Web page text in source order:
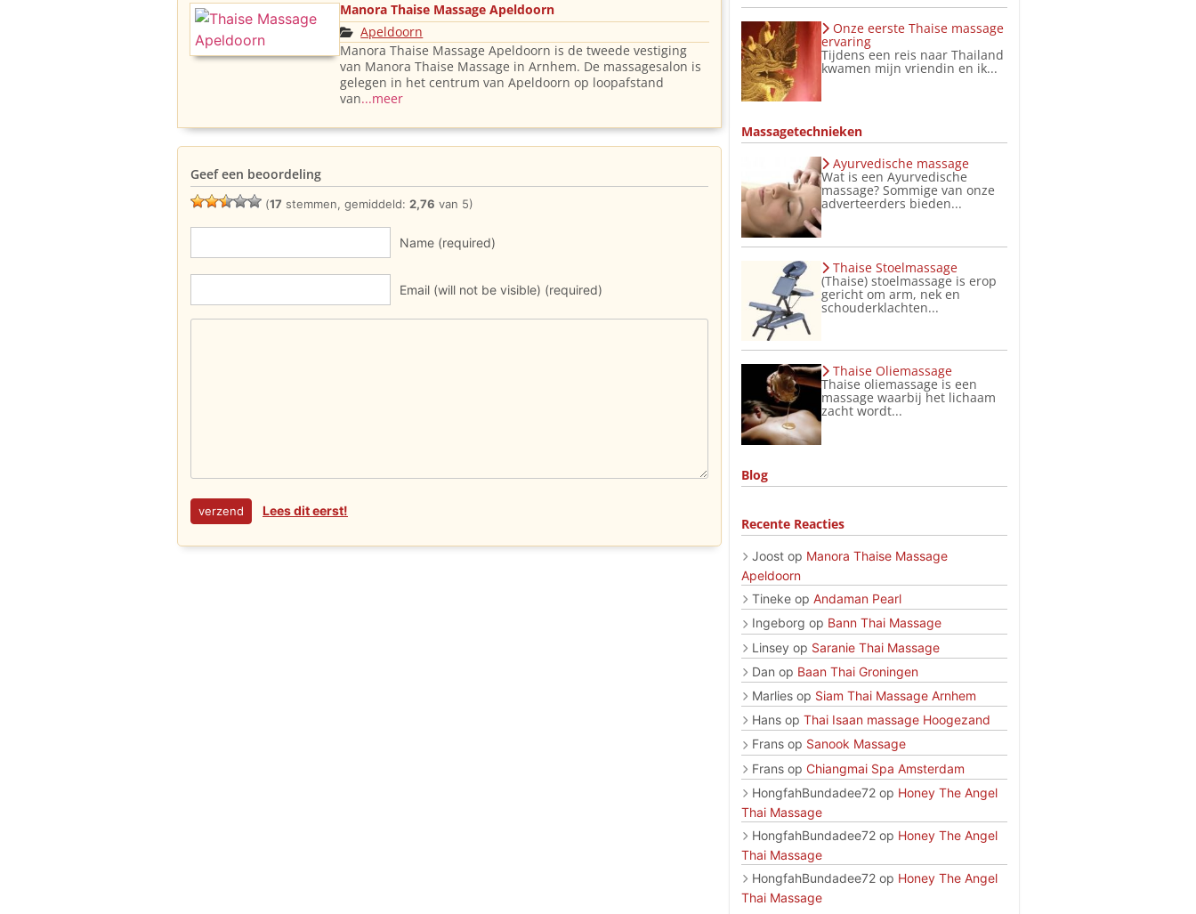
Manora Thaise Massage Apeldoorn
Apeldoorn
Manora Thaise Massage Apeldoorn is de tweede vestiging
van Manora Thaise Massage in Arnhem. De massagesalon is
gelegen in het centrum van Apeldoorn op loopafstand
van...meer
Geef een beoordeling
(17 stemmen, gemiddeld: 2,76 van 5)
Name (required)
Email (will not be visible) (required)
Lees dit eerst!
Onze eerste Thaise massage
ervaring
Tijdens een reis naar Thailand
kwamen mijn vriendin en ik...
Massagetechnieken
Ayurvedische massage
Wat is een Ayurvedische
massage? Sommige van onze
adverteerders bieden...
Thaise Stoelmassage
(Thaise) stoelmassage is erop
gericht om arm, nek en
schouderklachten...
Thaise Oliemassage
Thaise oliemassage is een
massage waarbij het lichaam
zacht wordt...
Blog
Recente Reacties
Joostop Manora Thaise Massage
Apeldoorn
Tinekeop Andaman Pearl
Ingeborg op Bann Thai Massage
Linsey op Saranie Thai Massage
Dan op Baan Thai Groningen
Marliesop Siam Thai Massage Arnhem
Hansop Thai Isaan massage Hoogezand
Fransop Sanook Massage
Fransop Chiangmai Spa Amsterdam
HongfahBundadee72op Honey The Angel
Thai Massage
HongfahBundadee72op Honey The Angel
Thai Massage
HongfahBundadee72op Honey The Angel
Thai Massage